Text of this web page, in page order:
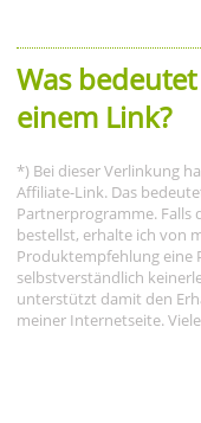
Was
einem Link?
*) Bei dieser Verlinkung
Affiliate-Link. Das
Partnerprogramme. Falls
bestellst, erhalte ich von
Produktempfehlung eine
selbstverständlich
unterstützt damit den
meiner Internetseite.